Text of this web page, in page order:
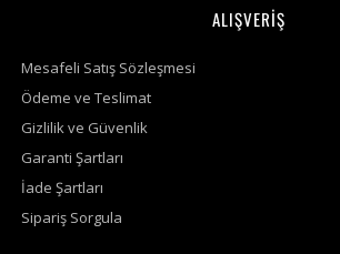
ALIŞVERİŞ
Mesafeli Satış Sözleşmesi
Ödeme ve Teslimat
Gizlilik ve Güvenlik
Garanti Şartları
İade Şartları
Sipariş Sorgula